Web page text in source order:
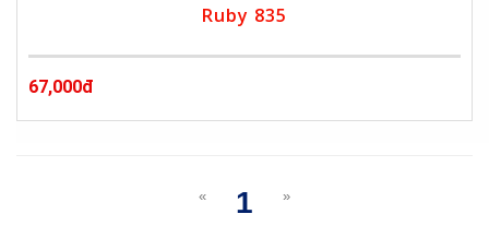
Ruby 835
67,000đ
«
1
»